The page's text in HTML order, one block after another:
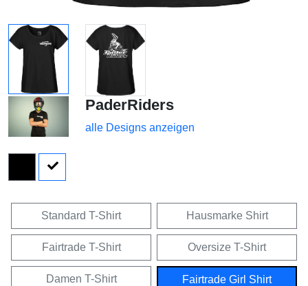
PaderRiders
alle Designs anzeigen
Standard T-Shirt Hausmarke Shirt
Fairtrade T-Shirt Oversize T-Shirt
Damen T-Shirt Fairtrade Girl Shirt